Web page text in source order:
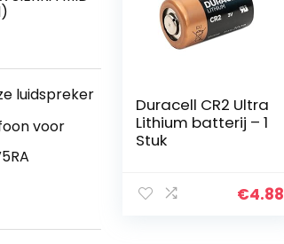
luidspreker
voor
Duracell CR2 Ultra
Lithium batterij – 1
Stuk
€4.88